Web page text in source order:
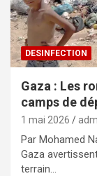
DESINFECTION
Gaza : Les
camps de
1 mai 2026
Par Mohamed
Gaza
terrain…